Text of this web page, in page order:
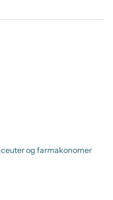
og farmakonomer